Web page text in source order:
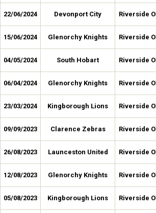
22/06/2024 Devonport City Riverside Ol
15/06/2024 Glenorchy Knights Riverside Ol
04/05/2024 South Hobart Riverside Ol
06/04/2024 Glenorchy Knights Riverside Ol
23/03/2024 Kingborough Lions Riverside Ol
09/09/2023 Clarence Zebras Riverside Ol
26/08/2023 Launceston United Riverside Ol
12/08/2023 Glenorchy Knights Riverside Ol
05/08/2023 Kingborough Lions Riverside Ol